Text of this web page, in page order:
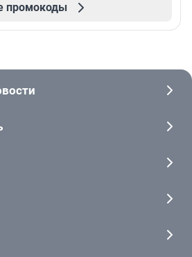
промокоды